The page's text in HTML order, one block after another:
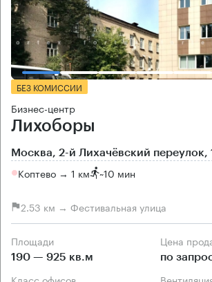
БЕЗ КОМИССИИ
Бизнес-центр
Лихоборы
Москва, 2-й Лихачёвский переулок, 1
Коптево → 1 км ~10 мин
2.53 км → Фестивальная улица
Площади
190 — 925 кв.м
Цена
по